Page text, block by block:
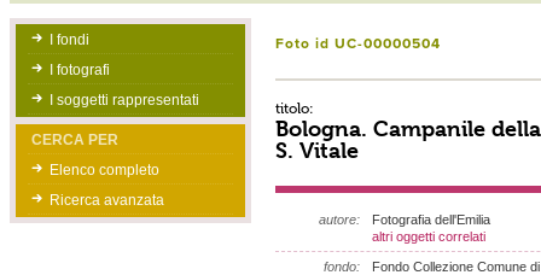
I fondi
I fotografi
I soggetti rappresentati
CERCA PER
Elenco completo
Ricerca avanzata
Foto id UC-00000504
titolo:
Bologna. Campanile
S. Vitale
autore:
Fotografia dell'Emilia
altri oggetti correlati
fondo: Fondo Collezione Comune